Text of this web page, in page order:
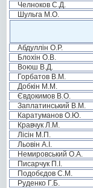
Челноков С.Д.
Шульга М.О.
Абдуллін О.Р.
Блохін О.В.
Воюш В.Д.
Горбатов В.М.
Добкін М.М.
Євдокимов В.О.
Заплатинський В.М.
Каратуманов О.Ю.
Кравчук Л.М.
Лісін М.П.
Льовін А.І.
Немировський О.А.
Писарчук П.І.
Подобєдов С.М.
Руденко Г.Б.